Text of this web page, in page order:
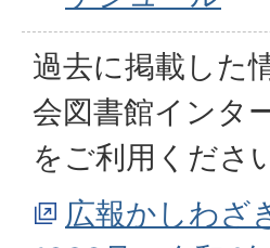
過去に掲載した
会図書館インタ
をご利用くださ
広報かしわざ